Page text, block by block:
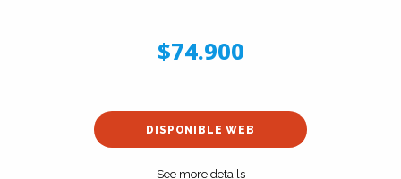
$74.900
DISPONIBLE WEB
See more details